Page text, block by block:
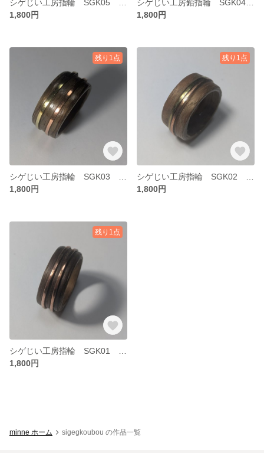
1,800円
1,800円
残り1点
1,800円
残り1点
1,800円
残り1点
1,800円
minne ホーム sigegkoubou の作品一覧